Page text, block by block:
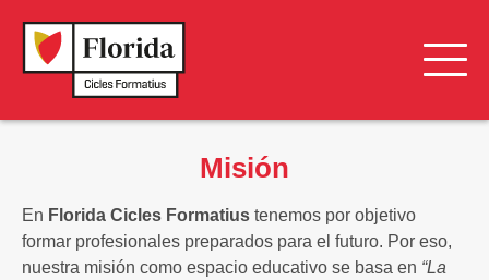
Origen y Organización
Misión
En Florida Cicles Formatius tenemos por objetivo
formar profesionales preparados para el futuro. Por eso,
nuestra misión como espacio educativo se basa en “La